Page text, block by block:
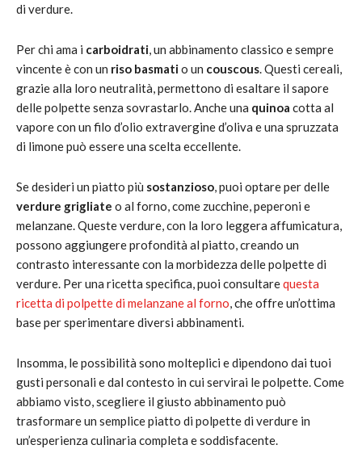
di verdure.
Per chi ama i carboidrati, un abbinamento classico e sempre
vincente è con un riso basmatio un couscous. Questi cereali,
grazie alla loro neutralità, permettono di esaltare il sapore
delle polpette senza sovrastarlo. Anche una quinoa cotta al
vapore con un filo d’olio extravergine d’oliva e una spruzzata
di limone può essere una scelta eccellente.
Se desideri un piatto più sostanzioso, puoi optare per delle
verdure grigliate o al forno, come zucchine, peperoni e
melanzane. Queste verdure, con la loro leggera affumicatura,
possono aggiungere profondità al piatto, creando un
contrasto interessante con la morbidezza delle polpette di
verdure. Per una ricetta specifica, puoi consultarequesta
ricetta di polpette di melanzane al forno, che offre un’ottima
base per sperimentare diversi abbinamenti.
Insomma, le possibilità sono molteplici e dipendono dai tuoi
gusti personali e dal contesto in cui servirai le polpette. Come
abbiamo visto, scegliere il giusto abbinamento può
trasformare un semplice piatto di polpette di verdure in
un’esperienza culinaria completa e soddisfacente.